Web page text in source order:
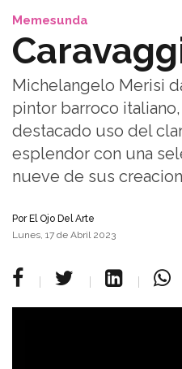
Memesunda
Michelangelo Merisi
pintor barroco
destacado uso del
esplendor con una
nueve de sus
Por El Ojo Del Arte
Lunes, 17 de Abril 2023